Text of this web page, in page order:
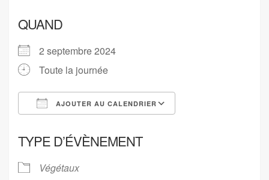
QUAND
2 septembre 2024
Toute la journée
AJOUTER AU CALENDRIER
TYPE D’ÉVÈNEMENT
Végétaux